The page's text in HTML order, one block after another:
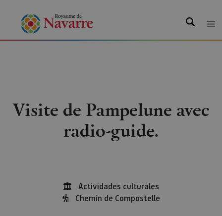
Visite de Pampelune avec
radio-guide.
Actividades culturales
Chemin de Compostelle